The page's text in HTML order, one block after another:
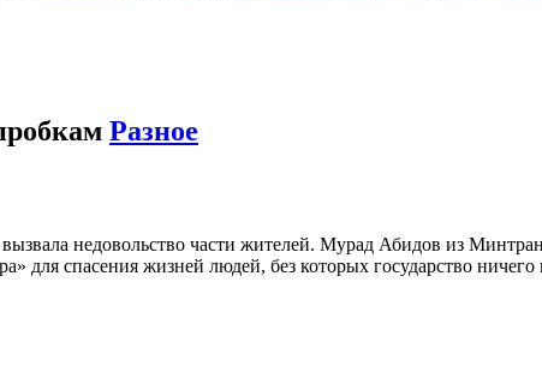
Разное
недовольство части жителей. Мурад Абидов из
спасения жизней людей, без которых государство ничего